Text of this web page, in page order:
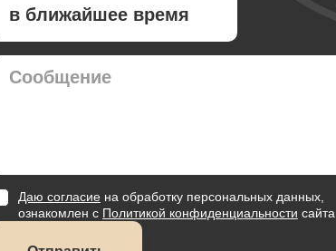
Даю согласие на обработку персональных данных,
ознакомлен с Политикой конфиденциальности сайта